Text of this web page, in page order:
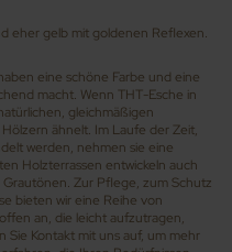
eher gelb mit goldenen Reflexen.
eine schöne Farbe und eine
macht. Wenn THT-Esche in
gleichmäßigen
ähnelt. Im Laufe der Zeit,
werden, nehmen sie eine
Holzterrassen entwickeln auch
Zur Pflege, zum Schutz
bieten wir eine Reihe von
an, die leicht aufzutragen,
Kontakt mit uns auf, um mehr